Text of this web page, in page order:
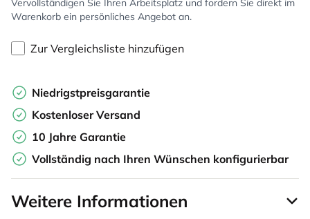
Vervollständigen Sie Ihren Arbeitsplatz und fordern Sie direkt im
Warenkorb ein persönliches Angebot an.
Zur Vergleichsliste hinzufügen
Niedrigstpreisgarantie
Kostenloser Versand
10 Jahre Garantie
Vollständig nach Ihren Wünschen konfigurierbar
Weitere Informationen